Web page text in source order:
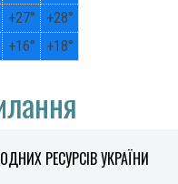
+27° +28°
+16° +18°
РЕСУРСІВ УКРАЇНИ